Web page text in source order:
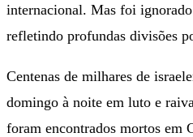
internacional. Mas foi ignorado
refletindo profundas divisões
Centenas de milhares de
domingo à noite em luto e
foram encontrados mortos em